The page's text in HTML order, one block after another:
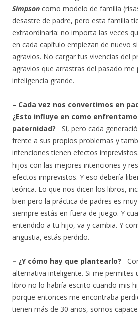
Simpson como modelo de familia
desastre de padre, pero esta familia
extraordinaria: no importa las veces
en cada capítulo empiezan de nuevo
agravios. No cargar tus vivencias del
agravios que arrastras del pasado me
inteligencia grande.
– Cada vez nos convertimos en
¿Esto influye en como
paternidad? Sí, pero cada
frente a sus propios problemas y
intenciones tienen efectos
hijos con las mejores intenciones y
efectos imprevistos. Y eso debería
teórica. Lo que nos dicen los libros,
bien pero la práctica de padres es
siempre estás en fuera de juego. Y
entendido a tu hijo, va y cambia. Y
angustia, estás perdido.
– ¿Y cómo hay que plantearlo?
alternativa inteligente. Si me permites
libro no lo habría escrito cuando mis
porque entonces me encontraba
tienen más de 30 años, somos